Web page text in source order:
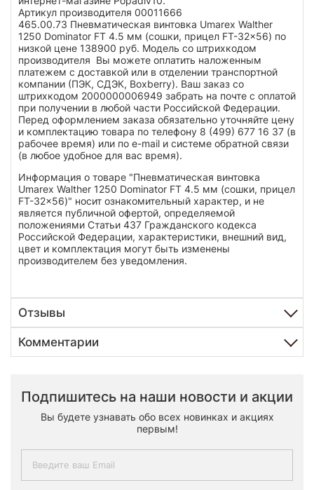
Артикул производителя 00011666
465.00.73 Пневматическая винтовка Umarex Walther
1250 Dominator FT 4.5 мм (сошки, прицел FT-32x56) по
низкой цене 138900 руб. Модель со штрихкодом
производителя Вы можете оплатить наложенным
платежем с доставкой или в отделении транспортной
компании (ПЭК, СДЭК, Boxberry). Ваш заказ со
штрихкодом 2000000006949 забрать на почте с оплатой
при получении в любой части Российской Федерации.
Перед оформлением заказа обязательно уточняйте цену
и комплектацию товара по телефону 8 (499) 677 16 37 (в
рабочее время) или по e-mail и системе обратной связи
(в любое удобное для вас время).
Информация о товаре "Пневматическая винтовка
Umarex Walther 1250 Dominator FT 4.5 мм (сошки, прицел
FT-32x56)" носит ознакомительный характер, и не
является публичной офертой, определяемой
положениями Статьи 437 Гражданского кодекса
Российской Федерации, характеристики, внешний вид,
цвет и комплектация могут быть изменены
производителем без уведомления.
Отзывы
Комментарии
Подпишитесь на наши новости и акции
Вы будете узнавать обо всех новинках и акциях
первым!